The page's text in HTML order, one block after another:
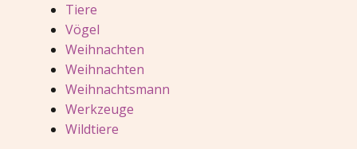
Tiere
Vögel
Weihnachten
Weihnachten
Weihnachtsmann
Werkzeuge
Wildtiere